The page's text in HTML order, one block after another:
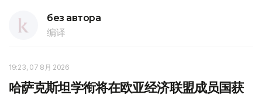
без автора
编译
19:23, 07 8月 2026
哈萨克斯坦学衔将在欧亚经济联盟成员国获